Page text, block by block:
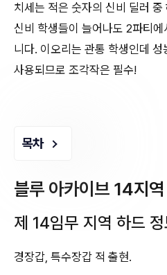
치세는 적은 숫자의 신비 딜러
신비 학생들이 늘어나도 2파티
니다. 이오리는 관통 학생인데 성
사용되므로 조각작은 필수!
목차
블루 아카이브 14지
제 14임무 지역 하드
경장갑, 특수장갑 적 출현.